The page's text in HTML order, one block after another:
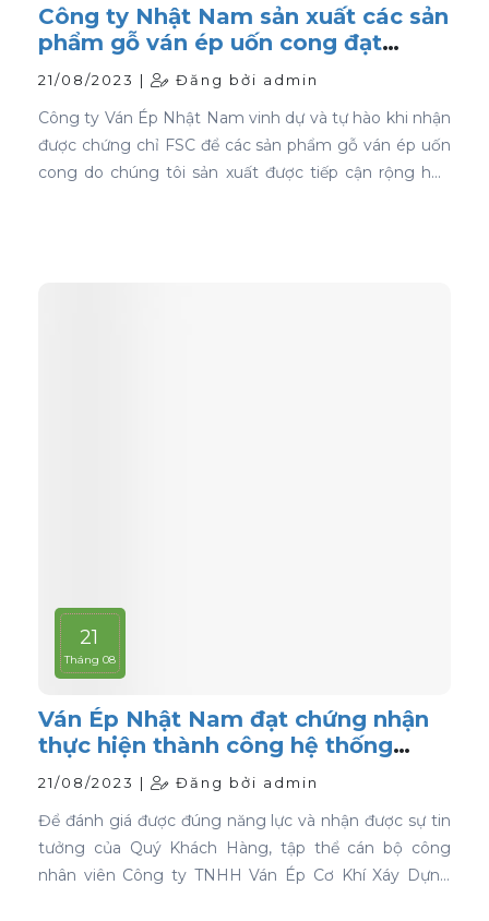
Công ty Nhật Nam sản xuất các sản
phẩm gỗ ván ép uốn cong đạt
chứng nhận FSC
21/08/2023 | Đăng bởi admin
Công ty Ván Ép Nhật Nam vinh dự và tự hào khi nhận
được chứng chỉ FSC để các sản phẩm gỗ ván ép uốn
cong do chúng tôi sản xuất được tiếp cận rộng hơn
21
Tháng 08
Ván Ép Nhật Nam đạt chứng nhận
thực hiện thành công hệ thống
quản lý chất lượng ISO 9001:2015
21/08/2023 | Đăng bởi admin
Để đánh giá được đúng năng lực và nhận được sự tin
tưởng của Quý Khách Hàng, tập thể cán bộ công
nhân viên Công ty TNHH Ván Ép Cơ Khí Xáy Dựng